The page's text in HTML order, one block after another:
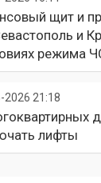
щит и
и
режима
2026 21:18
лифты